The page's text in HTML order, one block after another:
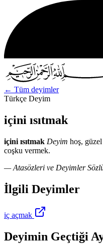
← Tüm deyimler
Türkçe Deyim
içini ısıtmak
içini ısıtmak Deyim hoş,
coşku vermek.
— Atasözleri ve Deyimler
İlgili Deyimler
iç açmak
Deyimin Geçtiği